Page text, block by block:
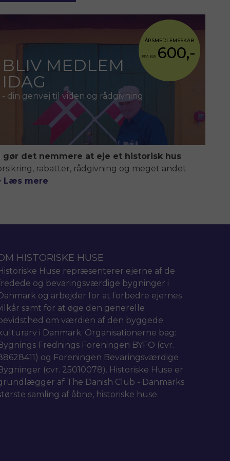
BLIV MEDLEM
IDAG
- din genvej til viden og rådgivning
ÅRSMEDLEMSSKAB
FRA KUN 600,-
gør det nemmere at eje et historisk hus
rabatter, rådgivning og meget andet
Læs mere
HISTORISKE HUSE
Huse repræsenterer ejerne af de
og bevaringsværdige bygninger i
og arbejder for at forbedre ejernes
samt for at øge den generelle
om værdien af den byggede
i Danmark. Organisationerne bag:
Frednings Foreningen BYFO (cvr.
og Foreningen Bevaringsværdige
(cvr. 25010078). Historiske Huse er
af The Danish Club - Danmarks
samling af åbne, historiske huse.